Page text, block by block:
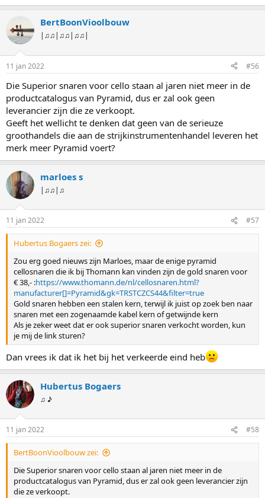
BertBoonVioolbouw
|♫♫|♫♫|♫♫|
11 jan 2022 #56
Die Superior snaren voor cello staan al jaren niet meer in de
productcatalogus van Pyramid, dus er zal ook geen
leverancier zijn die ze verkoopt.
Geeft het wellicht te denken dat geen van de serieuze
groothandels die aan de strijkinstrumentenhandel leveren het
merk meer Pyramid voert?
marloes s
|♫♫|♫
11 jan 2022 #57
Hubertus Bogaers zei:
Zou erg goed nieuws zijn Marloes, maar de enige pyramid
cellosnaren die ik bij Thomann kan vinden zijn de gold snaren voor
€ 38,- :https://www.thomann.de/nl/cellosnaren.html?
manufacturer[]=Pyramid&gk=TRSTCZCS44&filter=true
Gold snaren hebben een stalen kern, terwijl ik juist op zoek ben naar
snaren met een zogenaamde kabel kern of getwijnde kern
Als je zeker weet dat er ook superior snaren verkocht worden, kun
je mij de link sturen?
Dan vrees ik dat ik het bij het verkeerde eind heb
Hubertus Bogaers
♫ ♪
11 jan 2022 #58
BertBoonVioolbouw zei:
Die Superior snaren voor cello staan al jaren niet meer in de
productcatalogus van Pyramid, dus er zal ook geen leverancier zijn
die ze verkoopt.